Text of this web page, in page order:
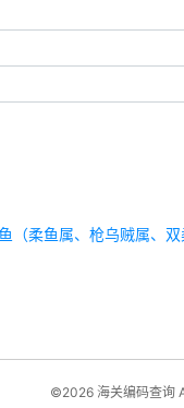
柔鱼属、枪乌贼属、双
©2026 海关编码查询